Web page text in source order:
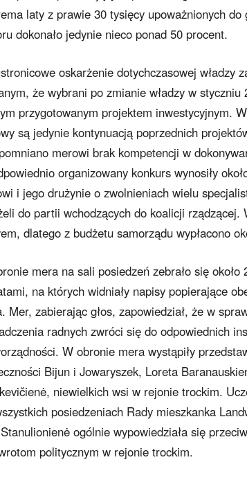
laty z prawie 30 tysięcy upoważnionych
dokonało jedynie nieco ponad 50 procent.
oskarżenie dotychczasowej władzy
że wybrani po zmianie władzy w
przygotowanym projektem inwestycyjnym.
są jedynie kontynuacją poprzednich
merowi brak kompetencji w
organizowany konkurs wynosiły
i jego drużynie o zwolnieniach wielu
do partii wchodzących do koalicji rządzącej.
dlatego z budżetu samorządu wypłacono
mera na sali posiedzeń zebrało się około
na których widniały napisy popierające
Mer, zabierając głos, zapowiedział, że w
radnych zwróci się do odpowiednich
W obronie mera wystąpiły
Bijun i Jowaryszek, Loreta
niewielkich wsi w rejonie trockim.
posiedzeniach Rady mieszkanka
ogólnie wypowiedziała się
politycznym w rejonie trockim.